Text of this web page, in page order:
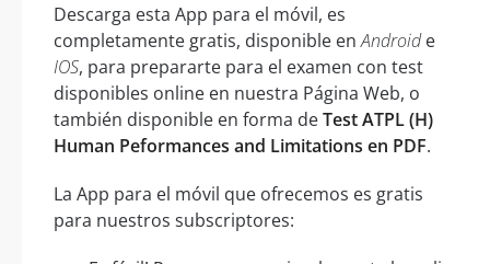
Descarga esta App para el móvil, es
completamente gratis, disponible enAndroide
IOS, para prepararte para el examen con test
disponibles online en nuestra Página Web, o
también disponible en forma deTest ATPL (H)
Human Peformances and Limitations en PDF.
La App para el móvil que ofrecemos es gratis
para nuestros subscriptores: